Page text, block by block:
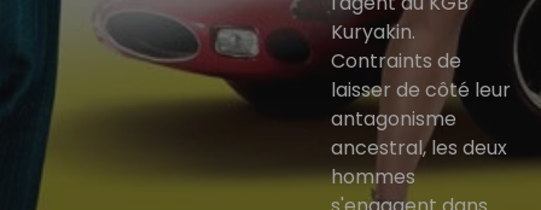
Kuryakin.
Contraints de
laisser de côté leur
antagonisme
ancestral, les deux
hommes